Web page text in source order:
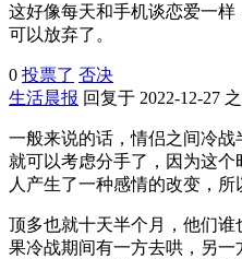
这好像每天和手机谈恋爱一
可以放弃了。
0 投票了 否决
生活晨报 回复于 2022-12-27
一般来说的话，情侣之间冷
就可以考虑分手了，因为这
人产生了一种感情的改变，所
顶多也就十天半个月，他们
果冷战期间有一方去哄，另